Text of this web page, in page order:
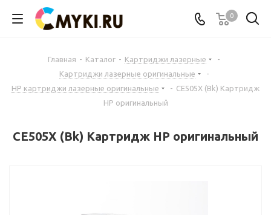
0
Главная - Каталог - Картриджи лазерные
-
Картриджи лазерные оригинальные
-
HP картриджи лазерные оригинальные
- CE505X (Bk) Картридж
HP оригинальный
CE505X (Bk) Картридж HP оригинальный